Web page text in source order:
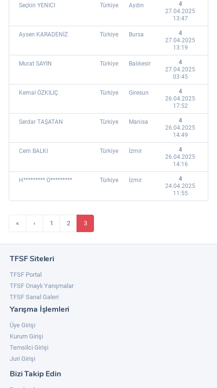
Seçkin YENICI Türkiye Aydın
4
27.04.2025
13:47
Aysen KARADENİZ Türkiye Bursa
4
27.04.2025
13:19
Murat SAYIN Türkiye Balıkesir
4
27.04.2025
03:45
Kemal ÖZKILIÇ Türkiye Giresun
4
26.04.2025
17:52
Serdar TAŞATAN Türkiye Manisa
4
26.04.2025
14:49
Cem BALKI Türkiye İzmir
4
26.04.2025
14:16
H********* O********* Türkiye İzmir
4
24.04.2025
11:55
« ‹ 1 2 3
TFSF Siteleri
TFSF Portal
TFSF Onaylı Yarışmalar
TFSF Sanal Galeri
Yarışma İşlemleri
Üye Girişi
Kurum Girişi
Temsilci Girişi
Juri Girişi
Bizi Takip Edin